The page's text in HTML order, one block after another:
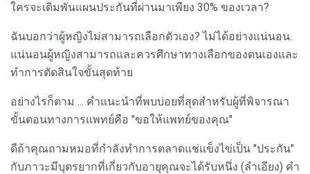
ใครจะเดิมพันแผนประกันที่ผ่านมาเพียง 30% ของเวลา?
ฉันบอกว่าผู้หญิงไม่สามารถเลือกตัวเอง? ไม่ได้อย่างแน่นอน.
แน่นอนผู้หญิงสามารถและควรศึกษาทางเลือกของตนเองและ
ทำการตัดสินใจขั้นสุดท้าย
อย่างไรก็ตาม ... คำแนะนำที่พบบ่อยที่สุดสำหรับผู้ที่พิจารณา
ขั้นตอนทางการแพทย์คือ "ขอให้แพทย์ของคุณ"
ดีถ้าคุณถามหมอที่กำลังทำการตลาดแช่แข็งไข่เป็น "ประกัน"
กับภาวะมีบุตรยากที่เกี่ยวกับอายุคุณจะได้รับหนึ่ง (ลำเอียง) คำ